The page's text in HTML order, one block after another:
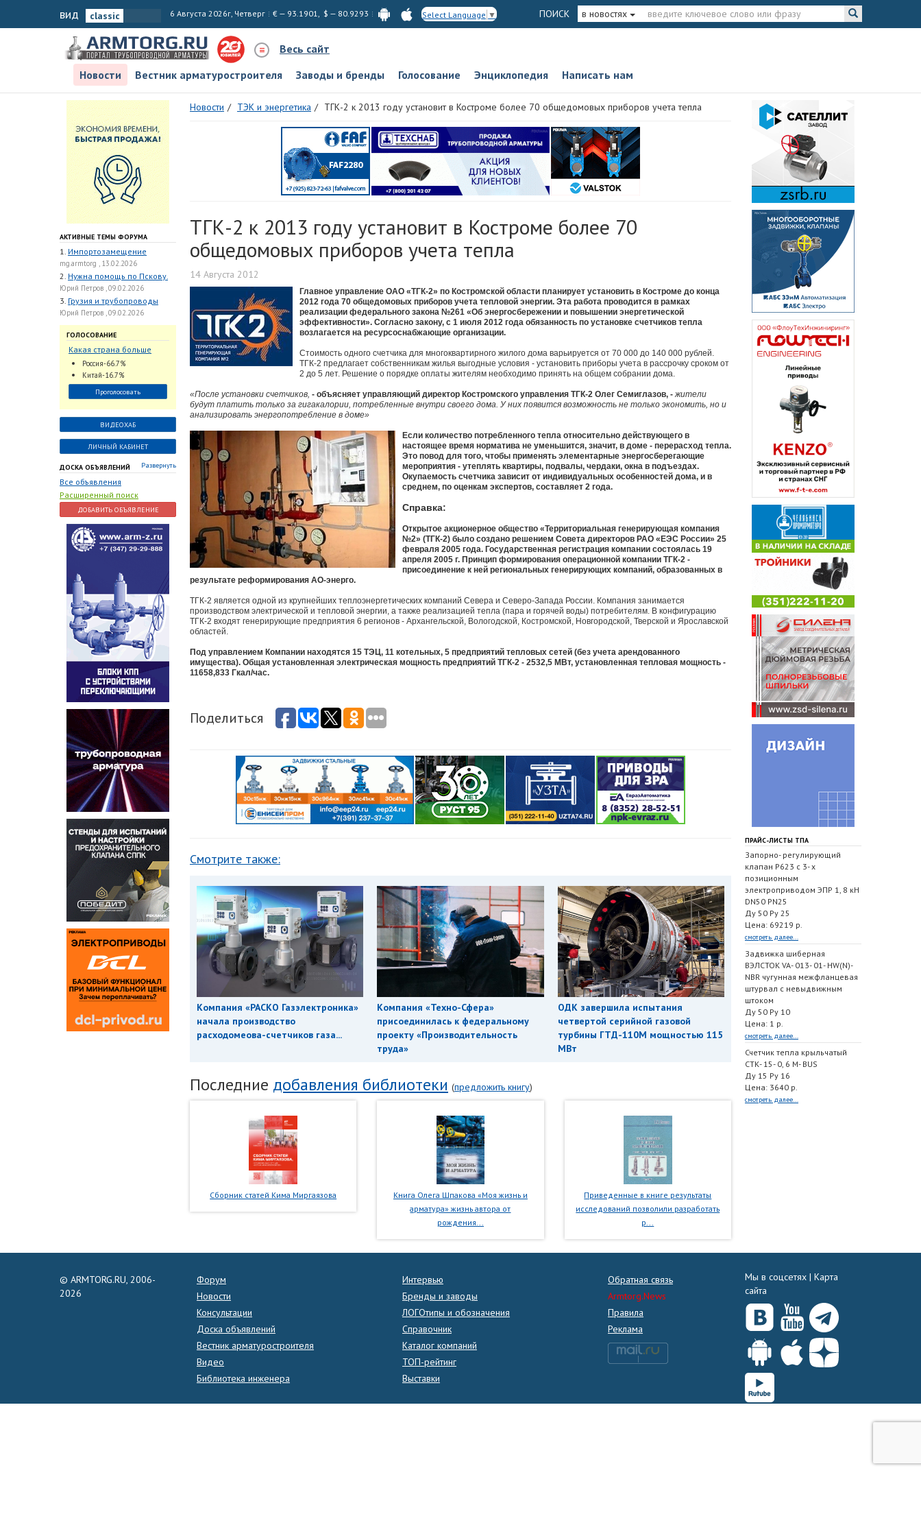
вид 6 Августа 2026г, Четверг € — 93.1901, $ — 80.9293 Select Language ▼ ПОИСК в новостях
Весь сайт
Новости
Вестник арматуростроителя Заводы и бренды Голосование Энциклопедия Написать нам
АКТИВНЫЕ ТЕМЫ ФОРУМА
1. Импортозамещение
mg.armtorg , 13.02.2026
2. Нужна помощь по Пскову.
Юрий Петров , 09.02.2026
3. Грузия и трубопроводы
Юрий Петров , 09.02.2026
ГОЛОСОВАНИЕ
Какая страна больше
всего поставляет
трубопроводную
арматуру в химическую
отрасль?
Россия-66.7%
Китай-16.7%
Проголосовать
ВИДЕОХАБ
ЛИЧНЫЙ КАБИНЕТ
ДОСКА ОБЪЯВЛЕНИЙ Развернуть
Все объявления
Расширенный поиск
ДОБАВИТЬ ОБЪЯВЛЕНИЕ
Новости ТЭК и энергетика ТГК-2 к 2013 году установит в Костроме более 70 общедомовых приборов учета тепла
ТГК-2 к 2013 году установит в Костроме более 70
общедомовых приборов учета тепла
14 Августа 2012
Главное управление ОАО «ТГК-2» по Костромской области планирует установить в Костроме до конца
2012 года 70 общедомовых приборов учета тепловой энергии. Эта работа проводится в рамках
реализации федерального закона №261 «Об энергосбережении и повышении энергетической
эффективности». Согласно закону, с 1 июля 2012 года обязанность по установке счетчиков тепла
возлагается на ресурсоснабжающие организации.
Стоимость одного счетчика для многоквартирного жилого дома варьируется от 70 000 до 140 000 рублей.
ТГК-2 предлагает собственникам жилья выгодные условия - установить приборы учета в рассрочку сроком от
2 до 5 лет. Решение о порядке оплаты жителям необходимо принять на общем собрании дома.
«После установки счетчиков, - объясняет управляющий директор Костромского управления ТГК-2 Олег Семиглазов, -жители
будут платить только за гигакалории, потребленные внутри своего дома. У них появится возможность не только экономить, но и
анализировать энергопотребление в доме»
Если количество потребленного тепла относительно действующего в
настоящее время норматива не уменьшится, значит, в доме - перерасход тепла.
Это повод для того, чтобы применять элементарные энергосберегающие
мероприятия - утеплять квартиры, подвалы, чердаки, окна в подъездах.
Окупаемость счетчика зависит от индивидуальных особенностей дома, и в
среднем, по оценкам экспертов, составляет 2 года.
Справка:
Открытое акционерное общество «Территориальная генерирующая компания
№2» (ТГК-2) было создано решением Совета директоров РАО «ЕЭС России» 25
февраля 2005 года. Государственная регистрация компании состоялась 19
апреля 2005 г. Принцип формирования операционной компании ТГК-2 -
присоединение к ней региональных генерирующих компаний, образованных в
результате реформирования АО-энерго.
ТГК-2 является одной из крупнейших теплоэнергетических компаний Севера и Северо-Запада России. Компания занимается
производством электрической и тепловой энергии, а также реализацией тепла (пара и горячей воды) потребителям. В конфигурацию
ТГК-2 входят генерирующие предприятия 6 регионов - Архангельской, Вологодской, Костромской, Новгородской, Тверской и Ярославской
областей.
Под управлением Компании находятся 15 ТЭЦ, 11 котельных, 5 предприятий тепловых сетей (без учета арендованного
имущества). Общая установленная электрическая мощность предприятий ТГК-2 - 2532,5 МВт, установленная тепловая мощность -
11658,833 Гкал/час.
Поделиться
Смотрите также:
Компания «РАСКО Газэлектроника»
начала производство
расходомеова-счетчиков газа...
Компания «Техно-Сфера»
присоединилась к федеральному
проекту «Производительность
труда»
ОДК завершила испытания
четвертой серийной газовой
турбины ГТД-110М мощностью 115
МВт
Последние добавления библиотеки (предложить книгу)
Сборник статей Кима Миргаязова
Книга Олега Шпакова «Моя жизнь и
арматура» жизнь автора от
рождения...
Приведенные в книге результаты
исследований позволили разработать
р...
ПРАЙС-ЛИСТЫ ТПА
Запорно- регулирующий
клапан Р623 с 3- х
позиционным
электроприводом ЭПР 1, 8 кН
DN50 PN25
Ду 50 Ру 25
Цена: 69219 р.
смотреть далее...
Задвижка шиберная
ВЭЛСТОК VA- 013- 01- HW(N)-
NBR чугунная межфланцевая
штурвал с невыдвижным
штоком
Ду 50 Ру 10
Цена: 1 р.
смотреть далее...
Счетчик тепла крыльчатый
СТК- 15- 0, 6 M- BUS
Ду 15 Ру 16
Цена: 3640 р.
смотреть далее...
© ARMTORG.RU, 2006-
2026
Форум
Новости
Консультации
Доска объявлений
Вестник арматуростроителя
Видео
Библиотека инженера
Интервью
Бренды и заводы
ЛОГОтипы и обозначения
Справочник
Каталог компаний
ТОП-рейтинг
Выставки
Обратная связь
Armtorg.News
Правила
Реклама
Мы в соцсетях | Карта
сайта